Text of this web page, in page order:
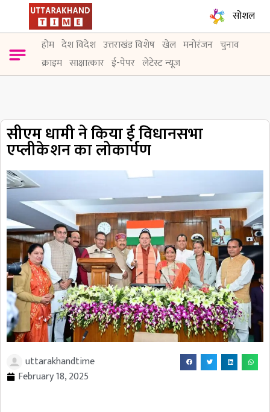
सोशल
होम देश विदेश उत्तराखंड विशेष खेल मनोरंजन चुनाव
क्राइम साक्षात्कार ई-पेपर लेटेस्ट न्यूज़
सीएम धामी ने किया ई विधानसभा
एप्लीकेशन का लोकार्पण
uttarakhandtime
February 18, 2025